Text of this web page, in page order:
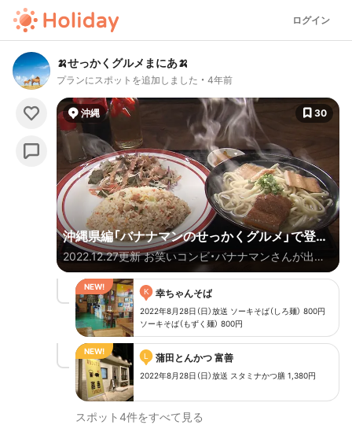
ログイン
🍌せっかくグルメまにあ🍌
プランにスポットを追加しました 4年前
沖縄 30
沖縄県編「バナナマンのせっかくグルメ」で登場
したお店
2022.12.27更新 お笑いコンビ・バナナマンさんが出演
するTBSのTV番組「バナナマンのせっかくグルメ」で
紹介されたグルメを【都道府県別】にまとめます✨ 毎
回、地元の方がおすすめするご当地グルメをおいしそ～
に食べる、日村さんやゲストの方を見ていると お腹が
空いてきちゃいます。 「バナナマンのせっかくグルメ」
公式HP http://www.tbs.co.jp/sekkaku-g/
K 幸ちゃんそば
2022年8月28日（日）放送 ソーキそば（しろ麺） 800円
ソーキそば（もずく麺） 800円
L 蒲田とんかつ 富善
2022年8月28日（日）放送 スタミナかつ膳 1,380円
スポット4件をすべて見る